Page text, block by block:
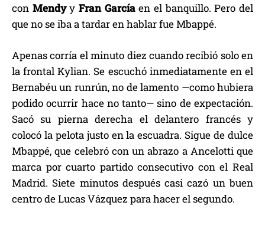
con MendyyFran Garcíaen el banquillo. Pero del
que no se iba a tardar en hablar fue Mbappé.
Apenas corría el minuto diez cuando recibió solo en
la frontal Kylian. Se escuchó inmediatamente en el
Bernabéu un runrún, no de lamento —como hubiera
podido ocurrir hace no tanto— sino de expectación.
Sacó su pierna derecha el delantero francés y
colocó la pelota justo en la escuadra. Sigue de dulce
Mbappé, que celebró con un abrazo a Ancelotti que
marca por cuarto partido consecutivo con el Real
Madrid. Siete minutos después casi cazó un buen
centro de Lucas Vázquez para hacer el segundo.